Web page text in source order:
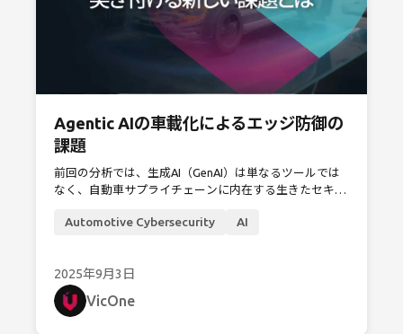
Agentic AIの車載化によるエッジ防御の
課題
前回の分析では、生成AI（GenAI）は単なるツールでは
なく、自動車サプライチェーンに内在する生きたセキュ
ルの各段階で、目に見えない進化するセキュリティリス
ビークル）へ移行する中、もうひとつの強力な技術が急
速に台頭しています。それが自律型AIまたはエージェン
ト型AIとも称されるAgentic AI（エージェンティックAI）
Automotive Cybersecurity AI
2025年9月3日
VicOne